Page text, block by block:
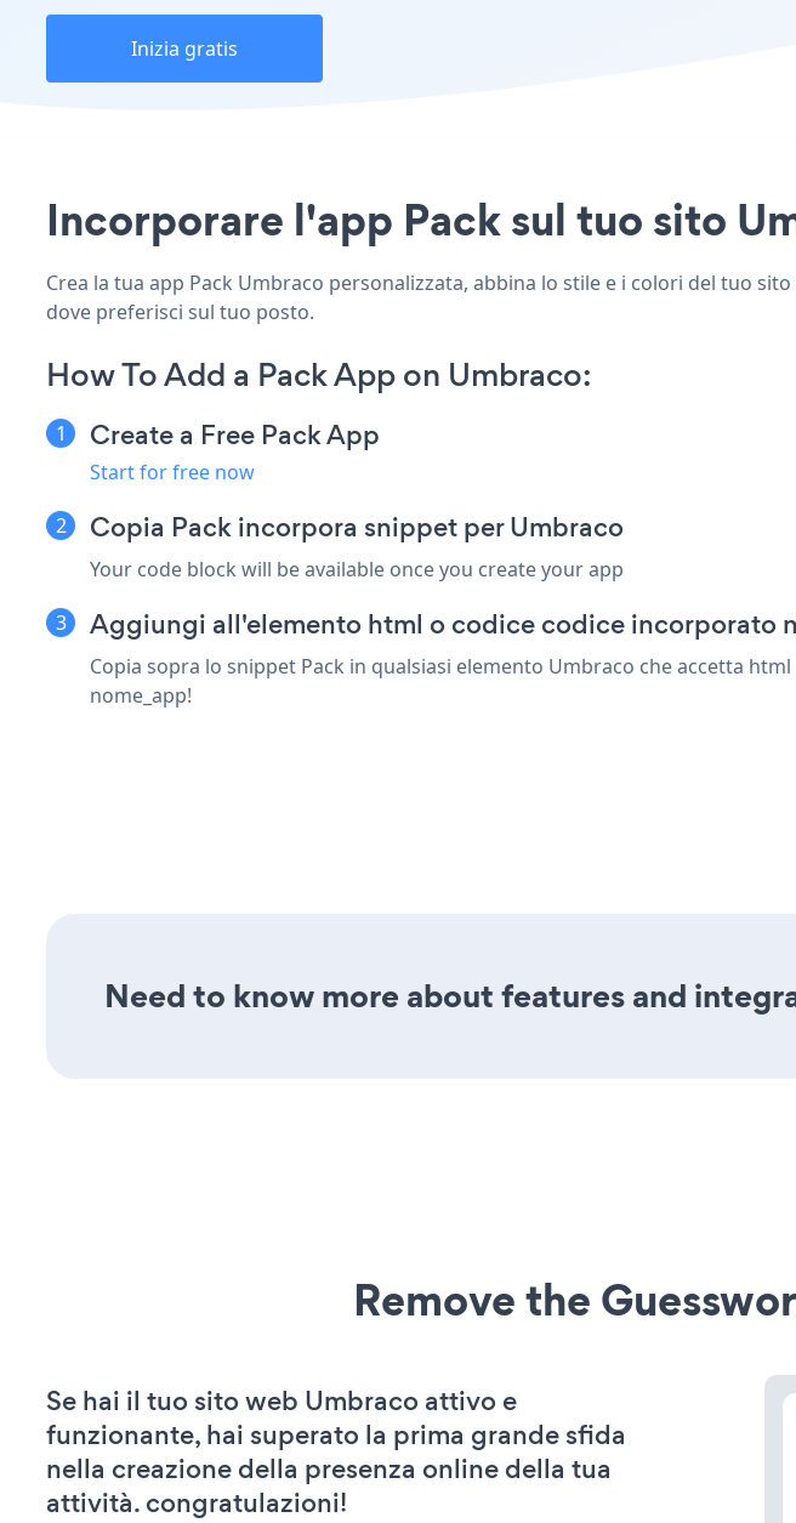
Inizia gratis
Incorporare l'app Pack sul tuo sito
Crea la tua app Pack Umbraco personalizzata, abbina lo stile e i colori del tuo
dove preferisci sul tuo posto.
How To Add a Pack App on Umbraco:
Create a Free Pack App
Start for free now
Copia Pack incorpora snippet per Umbraco
Your code block will be available once you create your app
Aggiungi all'elemento html o codice codice incorporato
Copia sopra lo snippet Pack in qualsiasi elemento Umbraco che accetta
nome_app!
Need to know more about features and
Remove the
Se hai il tuo sito web Umbraco attivo e
funzionante, hai superato la prima grande sfida
nella creazione della presenza online della tua
attività. congratulazioni!